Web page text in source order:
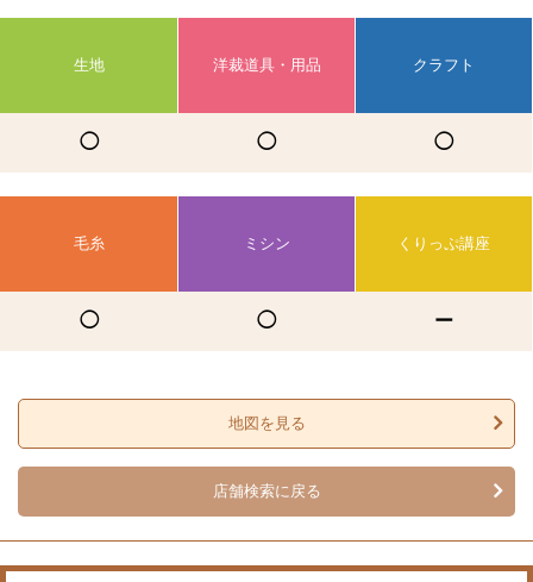
生地 洋裁道具・用品 クラフト
◯ ◯ ◯
毛糸 ミシン くりっぷ講座
◯ ◯ ー
地図を見る
店舗検索に戻る